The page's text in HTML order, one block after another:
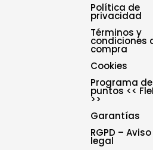
Política de
privacidad
Términos y
condiciones
compra
Cookies
Programa de
puntos <<
>>
Garantías
RGPD – Aviso
legal